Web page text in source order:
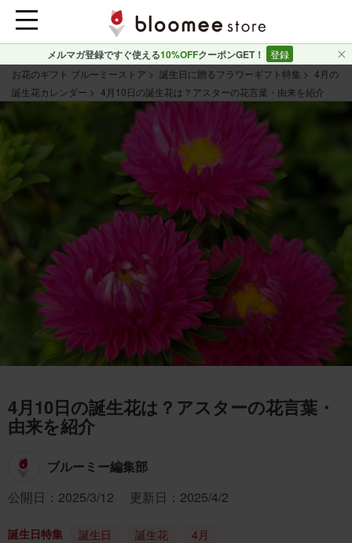
メルマガ登録ですぐ使える10%OFFクーポンGET！
登録
お花のギフト ブルーミーストア
誕生日に贈るフラワーギフト特集
4月の
誕生花カレンダー
4月10日の誕生花は？アスターの花言葉・由来を紹介
4月10日の誕生花は？アスターの花言葉・
由来を紹介
ブルーミー編集部
公開日：2025/3/12
更新日：2025/4/2
誕生日特集 誕生日 誕生花 4月